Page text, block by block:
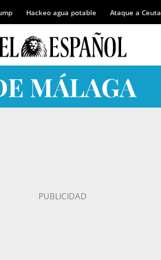
Hackeo agua potable Ataque a Ceuta